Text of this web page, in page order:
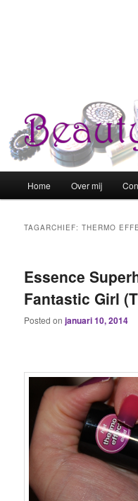
Spring naar de primaire
Spring naar de
Home Over mij
TAGARCHIEF:THERMO
Essence
Fantastic Girl
Posted onjanuari 10, 2014